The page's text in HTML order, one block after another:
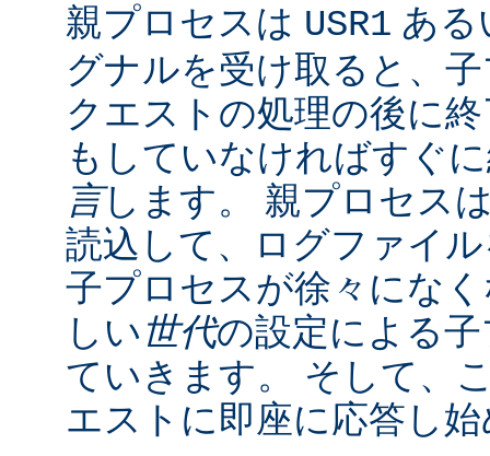
親プロセスは USR1 あ
グナルを受け取ると、
クエストの処理の後に
もしていなければすぐ
言します。 親プロセス
読込して、ログファイ
子プロセスが徐々にな
しい世代の設定による
ていきます。 そして、
エストに即座に応答し